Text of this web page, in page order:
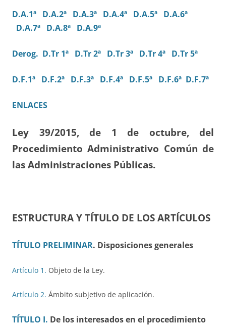
D.A.1ª D.A.2ª D.A.3ª D.A.4ª D.A.5ª D.A.6ª
D.A.7ª D.A.8ª D.A.9ª
Derog. D.Tr 1ª D.Tr 2ª D.Tr 3ª D.Tr 4ª D.Tr 5ª
D.F.1ª D.F.2ª D.F.3ª D.F.4ª D.F.5ª D.F.6ª D.F.7ª
ENLACES
Ley 39/2015, de 1 de octubre, del
Procedimiento Administrativo Común de
las Administraciones Públicas.
ESTRUCTURA Y TÍTULO DE LOS ARTÍCULOS
TÍTULO PRELIMINAR. Disposiciones generales
Artículo 1. Objeto de la Ley.
Artículo 2. Ámbito subjetivo de aplicación.
TÍTULO I. De los interesados en el procedimiento